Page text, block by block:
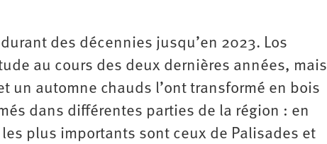
des décennies jusqu’en 2023. Los
au cours des deux dernières années, mais
un automne chauds l’ont transformé en bois
dans différentes parties de la région : en
plus importants sont ceux de Palisades et